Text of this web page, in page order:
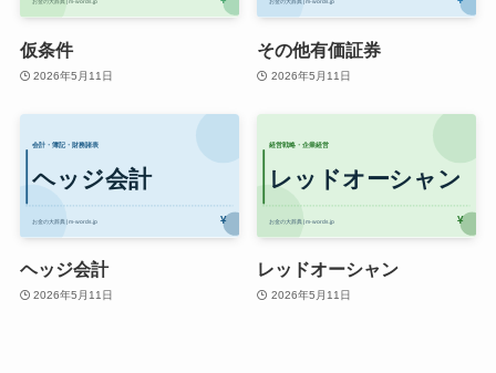
仮条件
2026年5月11日
その他有価証券
2026年5月11日
ヘッジ会計
2026年5月11日
レッドオーシャン
2026年5月11日